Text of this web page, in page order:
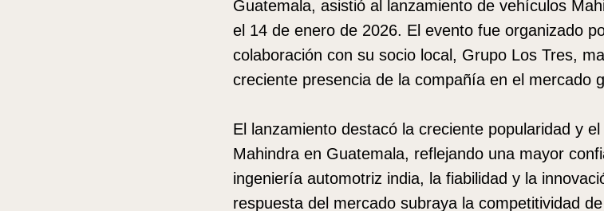
Guatemala, asistió al lanzamiento de vehículos
el 14 de enero de 2026. El evento fue organizado
colaboración con su socio local, Grupo Los Tres,
creciente presencia de la compañía en el mercado
El lanzamiento destacó la creciente popularidad y
Mahindra en Guatemala, reflejando una mayor
ingeniería automotriz india, la fiabilidad y la
respuesta del mercado subraya la competitividad